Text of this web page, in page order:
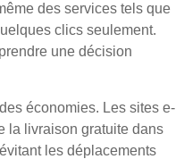
des services tels que
clics seulement.
une décision
économies. Les sites e-
la livraison gratuite dans
les déplacements